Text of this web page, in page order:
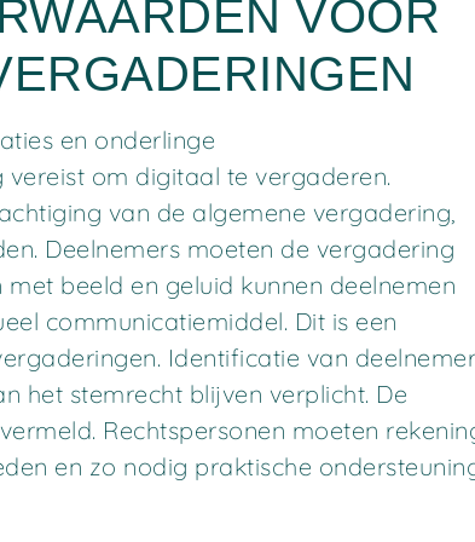
VOOR
en onderlinge
om digitaal te vergaderen.
van de algemene vergadering,
Deelnemers moeten de vergadering
beeld en geluid kunnen deelnemen
communicatiemiddel. Dit is een
Identificatie van
het stemrecht blijven verplicht. De
Rechtspersonen moeten
en zo nodig praktische